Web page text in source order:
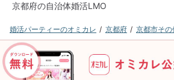
京都府の自治体婚活LMO
婚活パーティーのオミカレ 京都府 京都市その